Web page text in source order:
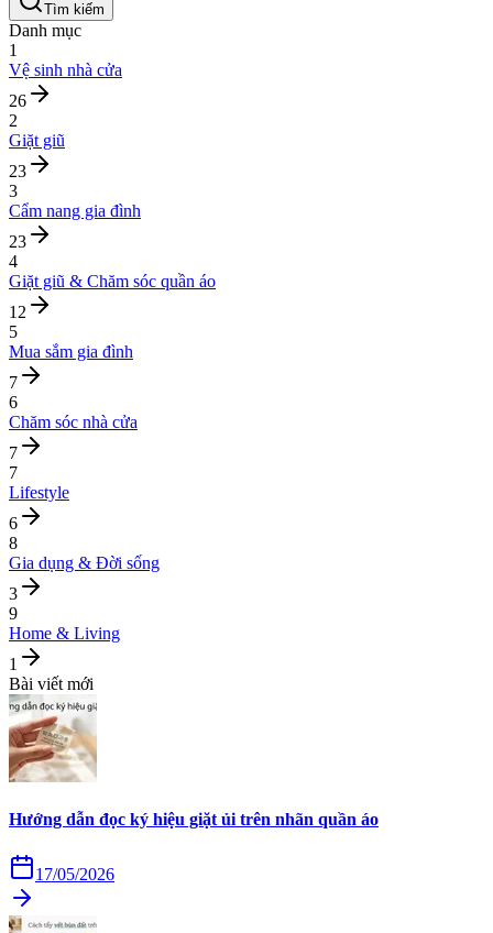
Tìm kiếm
Danh mục
1
Vệ sinh nhà cửa
26
2
Giặt giũ
23
3
Cẩm nang gia đình
23
4
Giặt giũ & Chăm sóc quần áo
12
5
Mua sắm gia đình
7
6
Chăm sóc nhà cửa
7
7
Lifestyle
6
8
Gia dụng & Đời sống
3
9
Home & Living
1
Bài viết mới
Hướng dẫn đọc ký hiệu giặt ủi trên nhãn quần áo
17/05/2026